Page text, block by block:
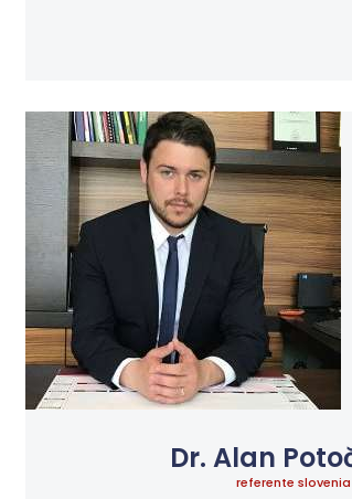
Dr. Alan
referente slovenia